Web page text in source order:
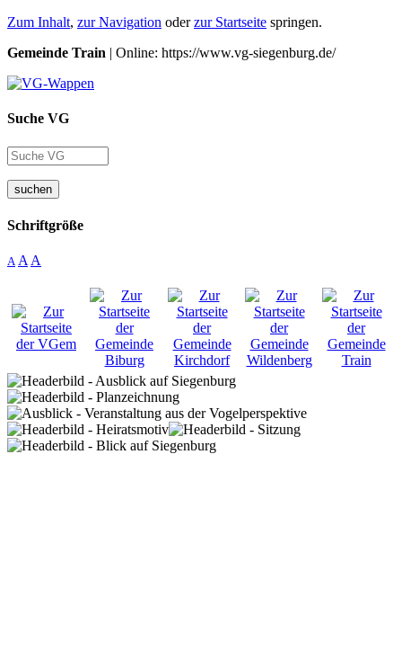
Zum Inhalt, zur Navigation oderzur Startseite springen.
Gemeinde Train | Online: https://www.vg-siegenburg.de/
Suche VG
suchen
Schriftgröße
A A A